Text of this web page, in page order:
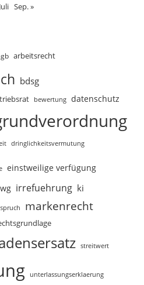
Sep. »
arbeitsrecht
bdsg
bewertung datenschutz
dringlichkeitsvermutung
einstweilige verfügung
irrefuehrung ki
markenrecht
streitwert
unterlassungserklaerung